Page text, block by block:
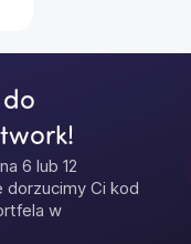
6 lub 12
dorzucimy Ci kod
w